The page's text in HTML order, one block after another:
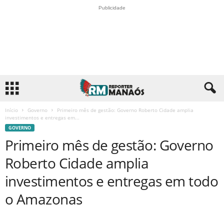
Publicidade
Início Governo
Primeiro mês de gestão: Governo Roberto Cidade amplia
investimentos e entregas em...
GOVERNO
Primeiro mês de gestão: Governo
Roberto Cidade amplia
investimentos e entregas em todo
o Amazonas